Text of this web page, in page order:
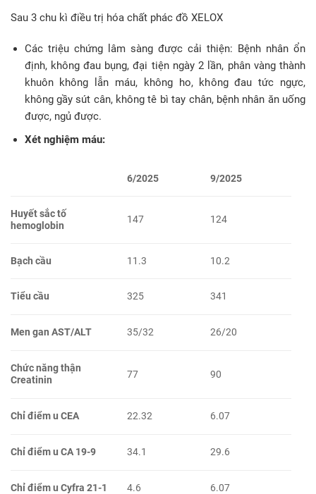
Sau 3 chu kì điều trị hóa chất phác đồ XELOX
Các triệu chứng lâm sàng được cải thiện: Bệnh nhân ổn
định, không đau bụng, đại tiện ngày 2 lần, phân vàng thành
khuôn không lẫn máu, không ho, không đau tức ngực,
không gầy sút cân, không tê bì tay chân, bệnh nhân ăn uống
được, ngủ được.
Xét nghiệm máu:
6/2025 9/2025
Huyết sắc tố
hemoglobin
147 124
Bạch cầu 11.3 10.2
Tiểu cầu 325 341
Men gan AST/ALT 35/32 26/20
Chức năng thận
Creatinin
77 90
Chỉ điểm u CEA 22.32 6.07
Chỉ điểm u CA 19-9 34.1 29.6
Chỉ điểm u Cyfra 21-1 4.6 6.07